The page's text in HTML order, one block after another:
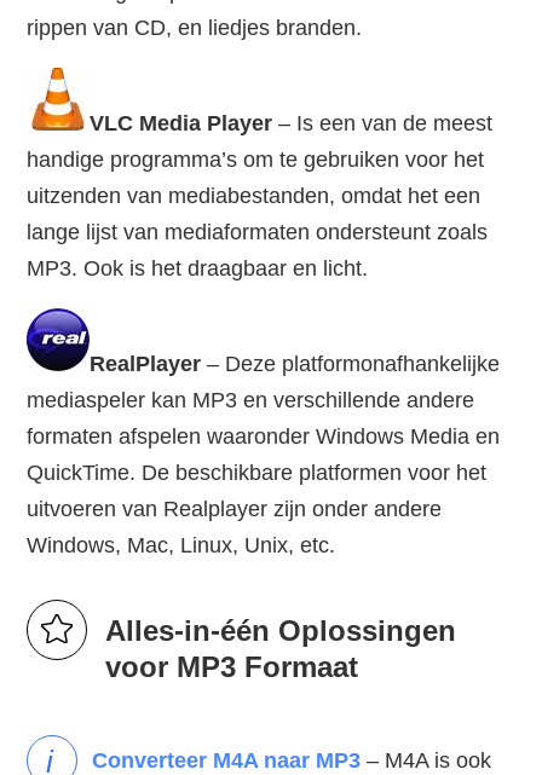
rippen van CD, en liedjes branden.
VLC Media Player – Is een van de meest
handige programma’s om te gebruiken voor het
uitzenden van mediabestanden, omdat het een
lange lijst van mediaformaten ondersteunt zoals
MP3. Ook is het draagbaar en licht.
RealPlayer – Deze platformonafhankelijke
mediaspeler kan MP3 en verschillende andere
formaten afspelen waaronder Windows Media en
QuickTime. De beschikbare platformen voor het
uitvoeren van Realplayer zijn onder andere
Windows, Mac, Linux, Unix, etc.
Alles-in-één Oplossingen
voor MP3 Formaat
i Converteer M4A naar MP3 – M4A is ook